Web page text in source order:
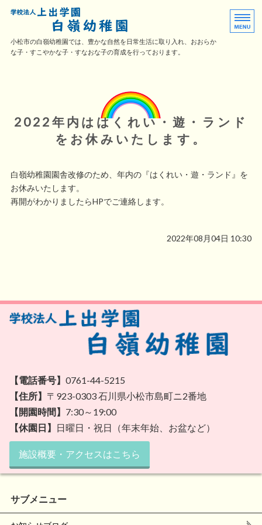
白嶺幼稚園｜幼稚園型認定こど
小松市の白嶺幼稚園では、豊かな自然を日常生活に取り入れ、おおらか
な子・すこやかな子・すなおな子の育成を行っております。
日々の活動
園の概要・採用情報
2022年内ははくれい・遊・ランド
をお休みいたします。
白嶺幼稚園園舎改修のため、年内の『はくれい・遊・ランド』を
お休みいたします。
再開がわかりましたらHPでご連絡します。
2022年08月04日 10:30
【電話番号】 0761-44-5215
【住所】 〒923-0303 石川県小松市島町ニ2番地
【開園時間】 7:30～19:00
【休園日】
日曜日・祝日（年末年始、お盆など）
施設概要・アクセスはこちら
サブメニュー